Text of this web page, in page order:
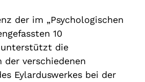
der im „Psychologischen
10
unterstützt die
verschiedenen
Eylarduswerkes bei der